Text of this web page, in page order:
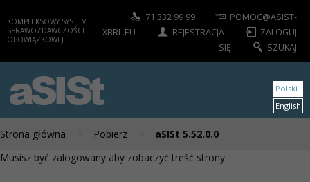
KOMPLEKSOWY SYSTEM
SPRAWOZDAWCZOŚCI
OBOWIĄZKOWEJ
71 332 99 99
POMOC@ASIST-
XBRL.EU
REJESTRACJA
ZALOGUJ
SIĘ
SZUKAJ
aSISt
Strona główna Pobierz aSISt 5.52.0.0
Polski
English
Musisz być zalogowany aby zobaczyć treść strony.